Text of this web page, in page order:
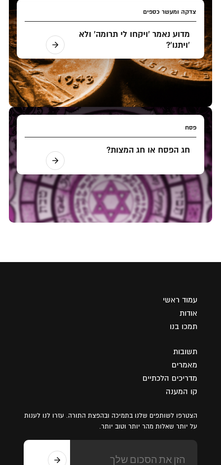
צדקה ומעשר כספים
מדוע נאמר 'ויקחו לי תרומה' ולא
'ויתנו'?
פסח
חג הפסח או חג המצות?
עמוד ראשי
אודות
תמכו בנו
תשובות
מאמרים
מדריכים הלכתיים
קו המענה
הצטרפו לשותפים שלנו בתמיכה ובהפצת התורה. עזרו לנו לענות
על יותר שאלות מהר יותר וטוב יותר.